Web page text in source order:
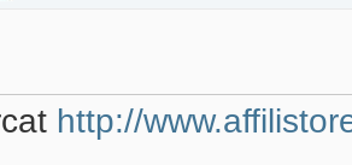
http://